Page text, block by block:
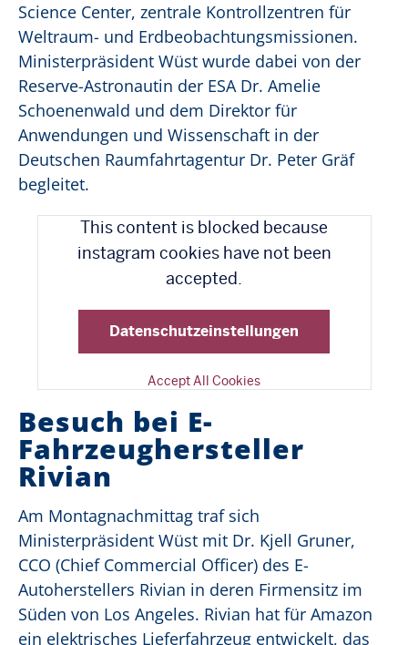
Science Center, zentrale Kontrollzentren für
Weltraum- und Erdbeobachtungsmissionen.
Ministerpräsident Wüst wurde dabei von der
Reserve-Astronautin der ESA Dr. Amelie
Schoenenwald und dem Direktor für
Anwendungen und Wissenschaft in der
Deutschen Raumfahrtagentur Dr. Peter Gräf
begleitet.
Sieh dir diesen Beitrag auf Instagram an
Ein Beitrag geteilt von land.nrw (@land.nrw)
This content is blocked because
instagram cookies have not been
accepted.
Datenschutzeinstellungen
Accept All Cookies
Besuch bei E-
Fahrzeughersteller
Rivian
Am Montagnachmittag traf sich
Ministerpräsident Wüst mit Dr. Kjell Gruner,
CCO (Chief Commercial Officer) des E-
Autoherstellers Rivian in deren Firmensitz im
Süden von Los Angeles. Rivian hat für Amazon
ein elektrisches Lieferfahrzeug entwickelt, das